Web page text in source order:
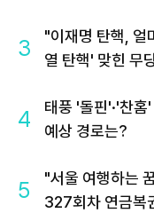
3
"이재명 탄핵, 얼
열 탄핵' 맞힌 무
4
태풍 '돌핀'·'찬
예상 경로는?
5
"서울 여행하는
327회차 연금복